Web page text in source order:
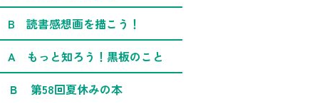
B 読書感想画を描こう！
A もっと知ろう！黒板のこと
Ｂ 第58回夏休みの本